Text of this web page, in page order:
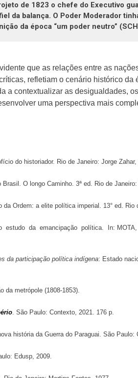
de 1823 o chefe do Executivo
da balança. O Poder Moderador
da época “um poder neutro”
que as relações entre as
refletiam o cenário histórico
a contextualizar as desigualdades,
uma perspectiva mais
do historiador. Rio de Janeiro: Jorge Zahar,
O longo Caminho. 3ª ed. Rio de
da Ordem: a elite política imperial. 13° ed.
estudo da emancipação política. In:
da participação política indígena: Estado
da metrópole (1808-1853).
. São Paulo: Contexto, 2021. 176 p.
história da Guerra do Paraguai. São
Edusp, 2009.